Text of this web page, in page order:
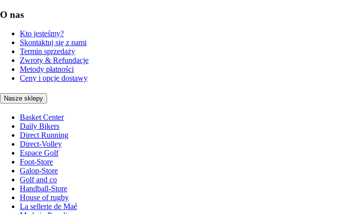
O nas
Kto jesteśmy?
Skontaktuj się z nami
Termin sprzedaży
Zwroty & Refundacje
Metody płatności
Ceny i opcje dostawy
Nasze sklepy
Basket Center
Daily Bikers
Direct Running
Direct-Volley
Espace Golf
Foot-Store
Galop-Store
Golf and co
Handball-Store
House of rugby
La sellerie de Maé